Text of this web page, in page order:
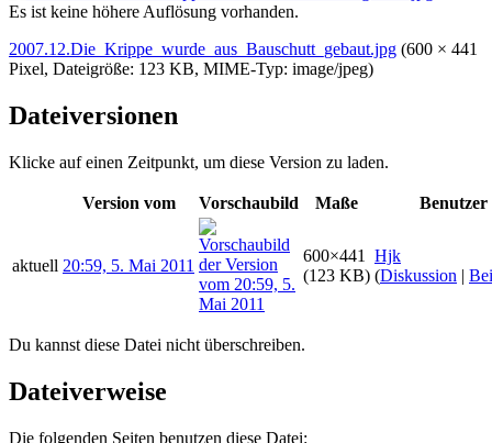
Es ist keine höhere Auflösung vorhanden.
2007.12.Die_Krippe_wurde_aus_Bauschutt_gebaut.jpg (600 × 441
Pixel, Dateigröße: 123 KB, MIME-Typ: image/jpeg)
Dateiversionen
Klicke auf einen Zeitpunkt, um diese Version zu laden.
Version vom Vorschaubild Maße Benutzer
aktuell 20:59, 5. Mai 2011
600×441
(123 KB)
Hjk
(Diskussion |
Du kannst diese Datei nicht überschreiben.
Dateiverweise
Die folgenden Seiten benutzen diese Datei: